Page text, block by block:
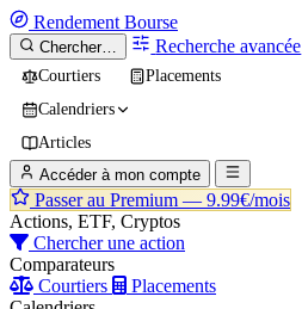
Rendement Bourse
Chercher… Recherche avancée
Courtiers
Placements
Calendriers
Articles
Accéder à mon compte
Passer au Premium — 9.99€/mois
Actions, ETF, Cryptos
Chercher une action
Comparateurs
Courtiers
Placements